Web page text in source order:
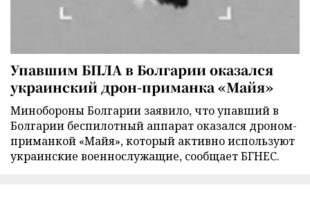
Упавшим БПЛА в Болгарии оказался
украинский дрон-приманка «Майя»
Минобороны Болгарии заявило, что упавший в
Болгарии беспилотный аппарат оказался дроном-
приманкой «Майя», который активно используют
украинские военнослужащие, сообщает БГНЕС.